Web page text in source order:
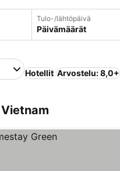
Tulo-/lähtöpäivä
Päivämäärät
Hotellit Arvostelu: 8,0+